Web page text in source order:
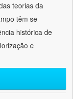
teorias da
têm se
histórica de
e